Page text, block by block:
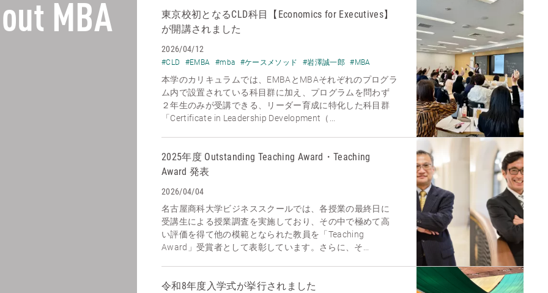
MBA
東京校初となるCLD科目【Economics for Executives】
が開講されました
2026/04/12
#CLD #EMBA #mba #ケースメソッド #岩澤誠一郎 #MBA
本学のカリキュラムでは、EMBAとMBAそれぞれのプログラ
ム内で設置されている科目群に加え、プログラムを問わず
２年生のみが受講できる、リーダー育成に特化した科目群
「Certificate in Leadership Development（...
2025年度 Outstanding Teaching Award・Teaching
Award 発表
2026/04/04
名古屋商科大学ビジネススクールでは、各授業の最終日に
受講生による授業調査を実施しており、その中で極めて高
い評価を得て他の模範となられた教員を「Teaching
Award」受賞者として表彰しています。さらに、そ...
令和8年度入学式が挙行されました